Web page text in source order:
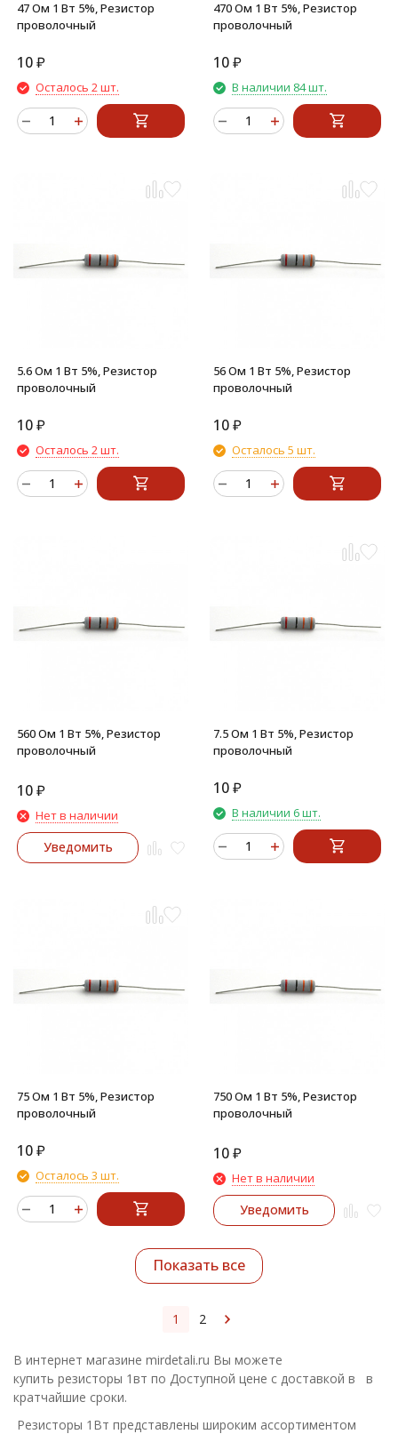
47 Ом 1 Вт 5%, Резистор
проволочный
10₽
Осталось 2 шт.
470 Ом 1 Вт 5%, Резистор
проволочный
10₽
В наличии 84 шт.
5.6 Ом 1 Вт 5%, Резистор
проволочный
10₽
Осталось 2 шт.
56 Ом 1 Вт 5%, Резистор
проволочный
10₽
Осталось 5 шт.
560 Ом 1 Вт 5%, Резистор
проволочный
10₽
Нет в наличии
Уведомить
7.5 Ом 1 Вт 5%, Резистор
проволочный
10₽
В наличии 6 шт.
75 Ом 1 Вт 5%, Резистор
проволочный
10₽
Осталось 3 шт.
750 Ом 1 Вт 5%, Резистор
проволочный
10₽
Нет в наличии
Уведомить
Показать все
1 2
В интернет магазине mirdetali.ru Вы можете
купить резисторы 1вт по Доступной цене с доставкой в в
кратчайшие сроки.
Резисторы 1Вт представлены широким ассортиментом